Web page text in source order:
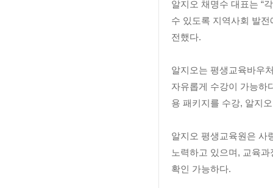
알지오 채명수 대표는 “
수 있도록 지역사회 발
전했다.
알지오는 평생교육바우
자유롭게 수강이 가능하
용 패키지를 수강, 알지
알지오 평생교육원은 사
노력하고 있으며, 교육
확인 가능하다.